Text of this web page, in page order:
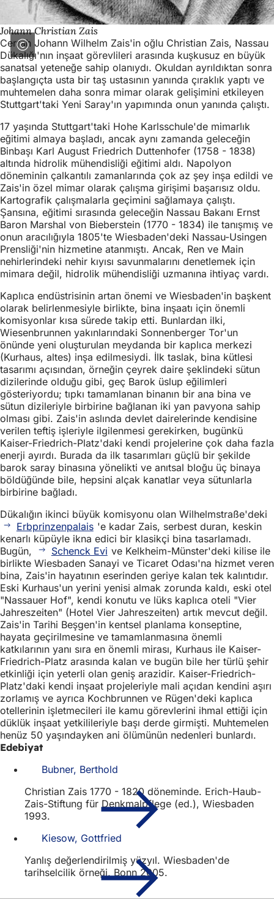
Johann Christian Zais
Cerrah Johann Wilhelm Zais'in oğlu Christian Zais, Nassau
Dükalığı'nın inşaat görevlileri arasında kuşkusuz en büyük
sanatsal yeteneğe sahip olanıydı. Okuldan ayrıldıktan sonra
başlangıçta usta bir taş ustasının yanında çıraklık yaptı ve
muhtemelen daha sonra mimar olarak gelişimini etkileyen
Stuttgart'taki Yeni Saray'ın yapımında onun yanında çalıştı.
17 yaşında Stuttgart'taki Hohe Karlsschule'de mimarlık
eğitimi almaya başladı, ancak aynı zamanda geleceğin
Binbaşı Karl August Friedrich Duttenhofer (1758 - 1838)
altında hidrolik mühendisliği eğitimi aldı. Napolyon
döneminin çalkantılı zamanlarında çok az şey inşa edildi ve
Zais'in özel mimar olarak çalışma girişimi başarısız oldu.
Kartografik çalışmalarla geçimini sağlamaya çalıştı.
Şansına, eğitimi sırasında geleceğin Nassau Bakanı Ernst
Baron Marshal von Bieberstein (1770 - 1834) ile tanışmış ve
onun aracılığıyla 1805'te Wiesbaden'deki Nassau-Usingen
Prensliği'nin hizmetine atanmıştı. Ancak, Ren ve Main
nehirlerindeki nehir kıyısı savunmalarını denetlemek için
mimara değil, hidrolik mühendisliği uzmanına ihtiyaç vardı.
Kaplıca endüstrisinin artan önemi ve Wiesbaden'in başkent
olarak belirlenmesiyle birlikte, bina inşaatı için önemli
komisyonlar kısa sürede takip etti. Bunlardan ilki,
Wiesenbrunnen yakınlarındaki Sonnenberger Tor'un
önünde yeni oluşturulan meydanda bir kaplıca merkezi
(Kurhaus, altes) inşa edilmesiydi. İlk taslak, bina kütlesi
tasarımı açısından, örneğin çeyrek daire şeklindeki sütun
dizilerinde olduğu gibi, geç Barok üslup eğilimleri
gösteriyordu; tıpkı tamamlanan binanın bir ana bina ve
sütun dizileriyle birbirine bağlanan iki yan pavyona sahip
olması gibi. Zais'in aslında devlet dairelerinde kendisine
verilen teftiş işleriyle ilgilenmesi gerekirken, bugünkü
Kaiser-Friedrich-Platz'daki kendi projelerine çok daha fazla
enerji ayırdı. Burada da ilk tasarımları güçlü bir şekilde
barok saray binasına yönelikti ve anıtsal bloğu üç binaya
böldüğünde bile, hepsini alçak kanatlar veya sütunlarla
birbirine bağladı.
Dükalığın ikinci büyük komisyonu olan Wilhelmstraße'deki
Erbprinzenpalais 'e kadar Zais, serbest duran, keskin
kenarlı küpüyle ikna edici bir klasikçi bina tasarlamadı.
Bugün,
Schenck Evi ve Kelkheim-Münster'deki kilise ile
birlikte Wiesbaden Sanayi ve Ticaret Odası'na hizmet veren
bina, Zais'in hayatının eserinden geriye kalan tek kalıntıdır.
Eski Kurhaus'un yerini yenisi almak zorunda kaldı, eski otel
"Nassauer Hof", kendi konutu ve lüks kaplıca oteli "Vier
Jahreszeiten" (Hotel Vier Jahreszeiten) artık mevcut değil.
Zais'in Tarihi Beşgen'in kentsel planlama konseptine,
hayata geçirilmesine ve tamamlanmasına önemli
katkılarının yanı sıra en önemli mirası, Kurhaus ile Kaiser-
Friedrich-Platz arasında kalan ve bugün bile her türlü şehir
etkinliği için yeterli olan geniş arazidir. Kaiser-Friedrich-
Platz'daki kendi inşaat projeleriyle mali açıdan kendini aşırı
zorlamış ve ayrıca Kochbrunnen ve Rügen'deki kaplıca
otellerinin işletmecileri ile kamu görevlerini ihmal ettiği için
düklük inşaat yetkilileriyle başı derde girmişti. Muhtemelen
henüz 50 yaşındayken ani ölümünün nedenleri bunlardı.
Edebiyat
Bubner, Berthold
Christian Zais 1770 - 1820 döneminde. Erich-Haub-
Zais-Stiftung für Denkmalpflege (ed.), Wiesbaden
1993.
Kiesow, Gottfried
Yanlış değerlendirilmiş yüzyıl. Wiesbaden'de
tarihselcilik örneği, Bonn 2005.